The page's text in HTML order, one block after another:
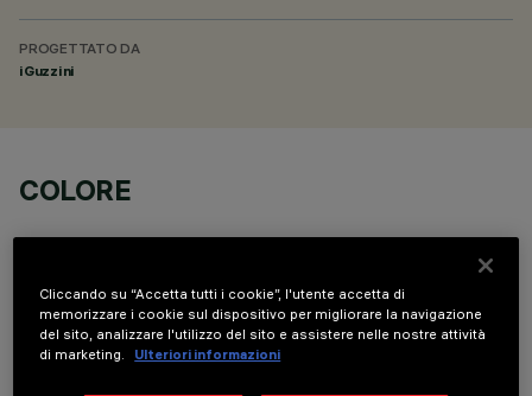
PROGETTATO DA
iGuzzini
COLORE
COMPONENTI OPZIONALI
Cliccando su “Accetta tutti i cookie”, l'utente accetta di
memorizzare i cookie sul dispositivo per migliorare la navigazione
del sito, analizzare l'utilizzo del sito e assistere nelle nostre attività
di marketing.
Ulteriori informazioni